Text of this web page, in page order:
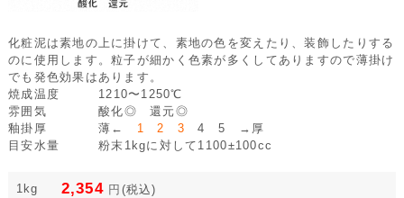
化粧泥は素地の上に掛けて、素地の色を変えたり、装飾したりする
のに使用します。粒子が細かく色素が多くしてありますので薄掛け
でも発色効果はあります。
焼成温度
1210〜1250℃
雰囲気
酸化◎ 還元◎
釉掛厚
薄← 1 2 3 4 5 →厚
目安水量
粉末1kgに対して1100±100cc
1kg 2,354 円 (税込)